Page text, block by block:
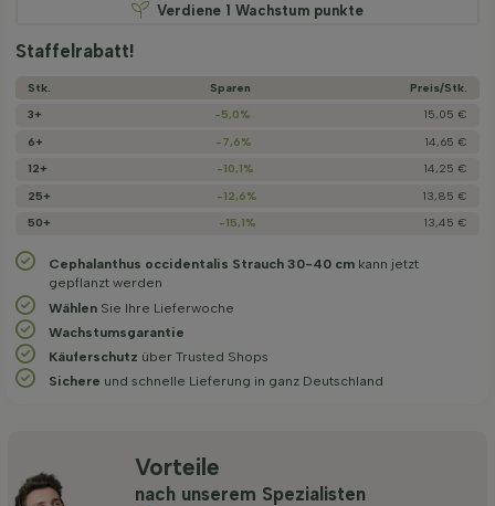
Verdiene 1 Wachstum punkte
Staffelrabatt!
Stk. Sparen
Preis/­Stk.
3+
-5,0%
15,05 €
6+
-7,6%
14,65 €
12+
-10,1%
14,25 €
25+
-12,6%
13,85 €
50+
-15,1% 13,45 €
Cephalanthus occidentalis Strauch 30-40 cm kann jetzt
gepflanzt werden
Wählen Sie Ihre Lieferwoche
Wachstums­garantie
Käuferschutz über Trusted Shops
Sichere und schnelle Lieferung in ganz Deutschland
Vorteile
nach unserem Spezialisten